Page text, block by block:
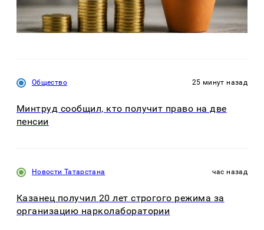
Общество 25 минут назад
Минтруд сообщил, кто получит право на две
пенсии
Новости Татарстана час назад
Казанец получил 20 лет строгого режима за
организацию нарколаборатории